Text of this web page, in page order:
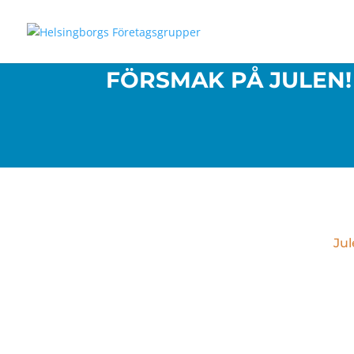
FÖRSMAK PÅ JULEN!